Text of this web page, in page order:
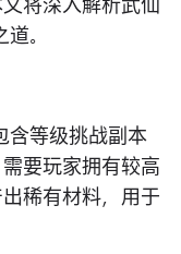
将深入解析武仙
。
含等级挑战副本
要玩家拥有较高
稀有材料，用于